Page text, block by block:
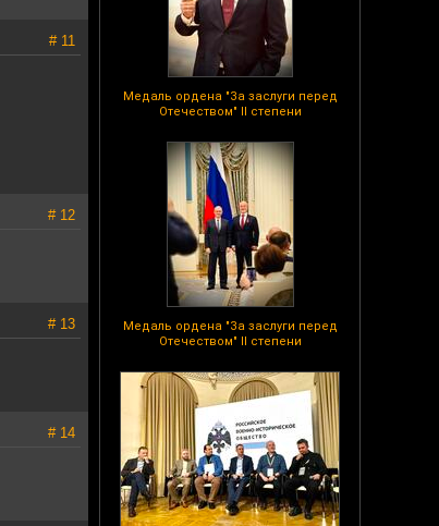
Медаль ордена "За заслуги перед
Отечеством" II степени
Медаль ордена "За заслуги перед
Отечеством" II степени
# 11
# 12
# 13
# 14